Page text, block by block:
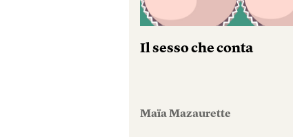
Il sesso che conta
Maïa Mazaurette